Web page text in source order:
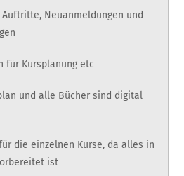
Neuanmeldungen und
für Kursplanung etc
und alle Bücher sind digital
die einzelnen Kurse, da alles in
ist